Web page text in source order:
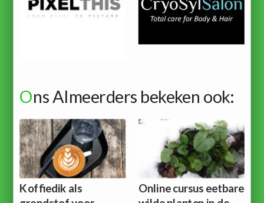
Ons Almeerders bekeken ook:
Koffiedik als
Online cursus eetbare